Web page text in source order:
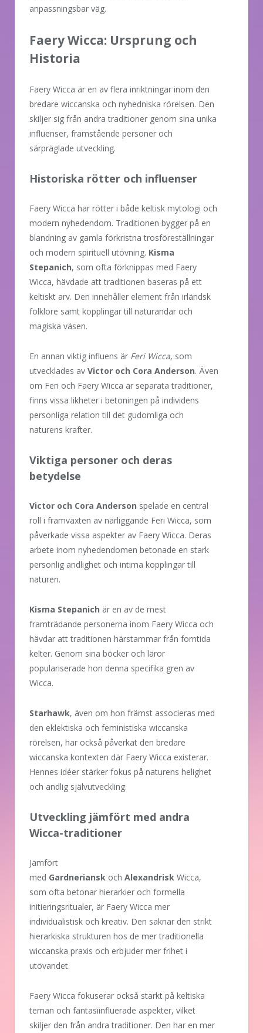
anpassningsbar väg.
Faery Wicca: Ursprung och
Historia
Faery Wicca är en av flera inriktningar inom den
bredare wiccanska och nyhedniska rörelsen. Den
skiljer sig från andra traditioner genom sina unika
influenser, framstående personer och
särpräglade utveckling.
Historiska rötter och influenser
Faery Wicca har rötter i både keltisk mytologi och
modern nyhedendom. Traditionen bygger på en
blandning av gamla förkristna trosföreställningar
och modern spirituell utövning. Kisma
Stepanich, som ofta förknippas med Faery
Wicca, hävdade att traditionen baseras på ett
keltiskt arv. Den innehåller element från irländsk
folklore samt kopplingar till naturandar och
magiska väsen.
En annan viktig influens är Feri Wicca, som
utvecklades av Victor och Cora Anderson. Även
om Feri och Faery Wicca är separata traditioner,
finns vissa likheter i betoningen på individens
personliga relation till det gudomliga och
naturens krafter.
Viktiga personer och deras
betydelse
Victor och Cora Anderson spelade en central
roll i framväxten av närliggande Feri Wicca, som
påverkade vissa aspekter av Faery Wicca. Deras
arbete inom nyhedendomen betonade en stark
personlig andlighet och intima kopplingar till
naturen.
Kisma Stepanich är en av de mest
framträdande personerna inom Faery Wicca och
hävdar att traditionen härstammar från forntida
kelter. Genom sina böcker och läror
populariserade hon denna specifika gren av
Wicca.
Starhawk, även om hon främst associeras med
den eklektiska och feministiska wiccanska
rörelsen, har också påverkat den bredare
wiccanska kontexten där Faery Wicca existerar.
Hennes idéer stärker fokus på naturens helighet
och andlig självutveckling.
Utveckling jämfört med andra
Wicca-traditioner
Jämfört
med Gardneriansk och Alexandrisk Wicca,
som ofta betonar hierarkier och formella
initieringsritualer, är Faery Wicca mer
individualistisk och kreativ. Den saknar den strikt
hierarkiska strukturen hos de mer traditionella
wiccanska praxis och erbjuder mer frihet i
utövandet.
Faery Wicca fokuserar också starkt på keltiska
teman och fantasiinfluerade aspekter, vilket
skiljer den från andra traditioner. Den har en mer